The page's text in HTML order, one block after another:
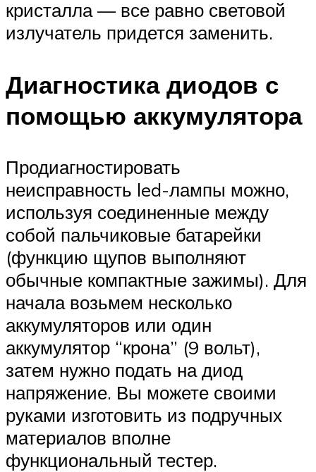
кристалла — все равно световой
излучатель придется заменить.
Диагностика диодов с
помощью аккумулятора
Продиагностировать
неисправность led-лампы можно,
используя соединенные между
собой пальчиковые батарейки
(функцию щупов выполняют
обычные компактные зажимы). Для
начала возьмем несколько
аккумуляторов или один
аккумулятор “крона” (9 вольт),
затем нужно подать на диод
напряжение. Вы можете своими
руками изготовить из подручных
материалов вполне
функциональный тестер.